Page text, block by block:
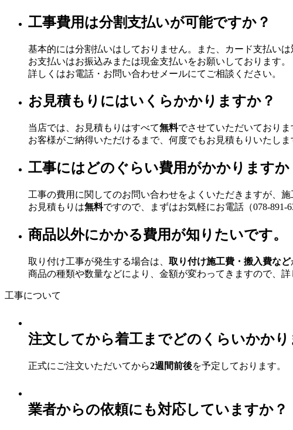
工事費用は分割支払いが可能ですか？
基本的には分割払いはしておりません。また、カード支払いは
お支払いはお振込みまたは現金支払いをお願いしております。
詳しくはお電話・お問い合わせメールにてご相談ください。
お見積もりにはいくらかかりますか？
当店では、お見積もりはすべて無料でさせていただいておりま
お客様がご納得いただけるまで、何度でもお見積もりいたしま
工事にはどのぐらい費用がかかりますか
工事の費用に関してのお問い合わせをよくいただきますが、
お見積もりは無料ですので、まずはお気軽にお電話（078-891-
商品以外にかかる費用が知りたいです。
取り付け工事が発生する場合は、 取り付け施工費・搬入費など
商品の種類や数量などにより、金額が変わってきますので、
工事について
注文してから着工までどのくらいかかり
正式にご注文いただいてから2週間前後を予定しております。
業者からの依頼にも対応していますか？